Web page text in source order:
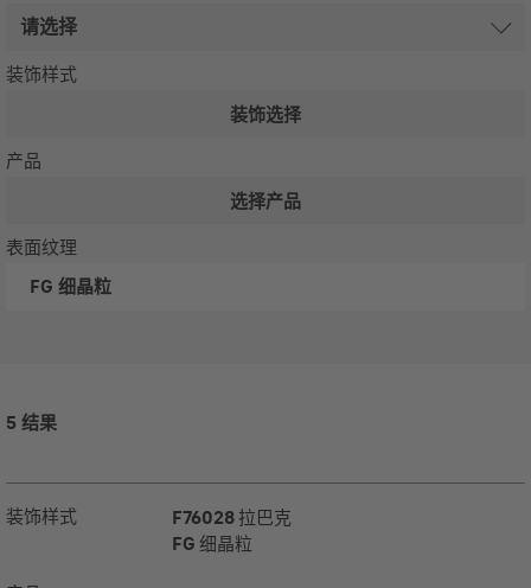
装饰样式
装饰选择
产品
选择产品
表面纹理
FG 细晶粒
5 结果
装饰样式 F76028 拉巴克
FG 细晶粒